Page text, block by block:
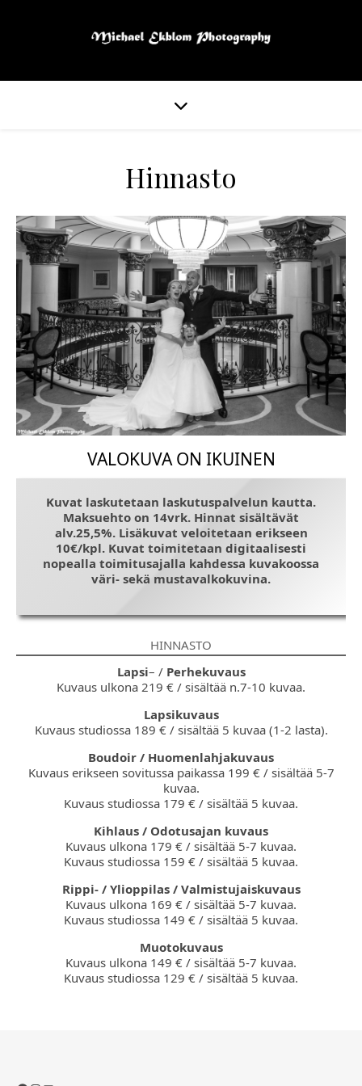
Hinnasto
VALOKUVA ON IKUINEN
Kuvat laskutetaan laskutuspalvelun kautta.
Maksuehto on 14vrk. Hinnat sisältävät
alv.25,5%. Lisäkuvat veloitetaan erikseen
10€/kpl. Kuvat toimitetaan digitaalisesti
nopealla toimitusajalla kahdessa kuvakoossa
väri- sekä mustavalkokuvina.
HINNASTO
Lapsi– / Perhekuvaus
Kuvaus ulkona 219 € / sisältää n.7-10 kuvaa.
Lapsikuvaus
Kuvaus studiossa 189 € / sisältää 5 kuvaa (1-2 lasta).
Boudoir / Huomenlahjakuvaus
Kuvaus erikseen sovitussa paikassa 199 € / sisältää 5-7
kuvaa.
Kuvaus studiossa 179 € / sisältää 5 kuvaa.
Kihlaus / Odotusajan kuvaus
Kuvaus ulkona 179 € / sisältää 5-7 kuvaa.
Kuvaus studiossa 159 € / sisältää 5 kuvaa.
Rippi- / Ylioppilas / Valmistujaiskuvaus
Kuvaus ulkona 169 € / sisältää 5-7 kuvaa.
Kuvaus studiossa 149 € / sisältää 5 kuvaa.
Muotokuvaus
Kuvaus ulkona 149 € / sisältää 5-7 kuvaa.
Kuvaus studiossa 129 € / sisältää 5 kuvaa.